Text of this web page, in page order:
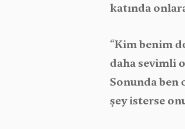
katında
“Kim benim
daha sevimli
Sonunda ben
şey isterse